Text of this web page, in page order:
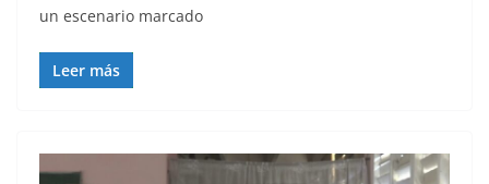
un escenario marcado
Leer más